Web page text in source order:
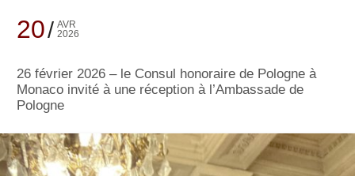
20
AVR
2026
26 février 2026 – le Consul honoraire de Pologne à
Monaco invité à une réception à l’Ambassade de
Pologne